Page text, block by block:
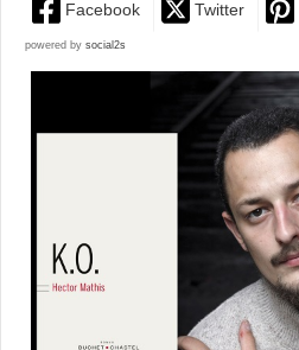
Facebook Twitter
powered by social2s